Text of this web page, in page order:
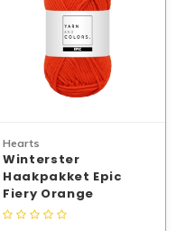
Hearts
Winterster
Haakpakket Epic
Fiery Orange